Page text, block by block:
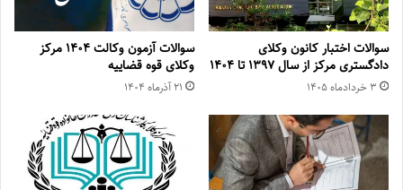
سوالات اختبار کانون وکلای
دادگستری مرکز از سال ۱۳۹۷ تا ۱۴۰۴
۳ خرداد‌ماه ۱۴۰۵
سوالات آزمون وکالت ۱۴۰۴ مرکز
وکلای قوه قضاییه
۲۱ آذر‌ماه ۱۴۰۴